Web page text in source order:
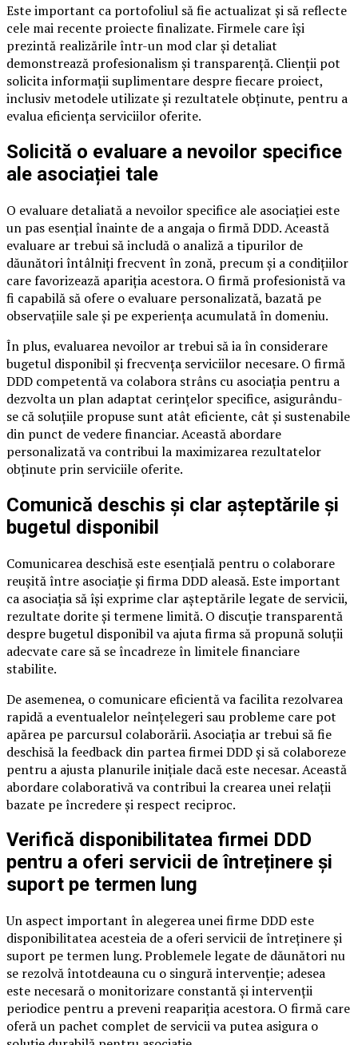
Este important ca portofoliul să fie actualizat și să reflecte
cele mai recente proiecte finalizate. Firmele care își
prezintă realizările într-un mod clar și detaliat
demonstrează profesionalism și transparență. Clienții pot
solicita informații suplimentare despre fiecare proiect,
inclusiv metodele utilizate și rezultatele obținute, pentru a
evalua eficiența serviciilor oferite.
Solicită o evaluare a nevoilor specifice
ale asociației tale
O evaluare detaliată a nevoilor specifice ale asociației este
un pas esențial înainte de a angaja o firmă DDD. Această
evaluare ar trebui să includă o analiză a tipurilor de
dăunători întâlniți frecvent în zonă, precum și a condițiilor
care favorizează apariția acestora. O firmă profesionistă va
fi capabilă să ofere o evaluare personalizată, bazată pe
observațiile sale și pe experiența acumulată în domeniu.
În plus, evaluarea nevoilor ar trebui să ia în considerare
bugetul disponibil și frecvența serviciilor necesare. O firmă
DDD competentă va colabora strâns cu asociația pentru a
dezvolta un plan adaptat cerințelor specifice, asigurându-
se că soluțiile propuse sunt atât eficiente, cât și sustenabile
din punct de vedere financiar. Această abordare
personalizată va contribui la maximizarea rezultatelor
obținute prin serviciile oferite.
Comunică deschis și clar așteptările și
bugetul disponibil
Comunicarea deschisă este esențială pentru o colaborare
reușită între asociație și firma DDD aleasă. Este important
ca asociația să își exprime clar așteptările legate de servicii,
rezultate dorite și termene limită. O discuție transparentă
despre bugetul disponibil va ajuta firma să propună soluții
adecvate care să se încadreze în limitele financiare
stabilite.
De asemenea, o comunicare eficientă va facilita rezolvarea
rapidă a eventualelor neînțelegeri sau probleme care pot
apărea pe parcursul colaborării. Asociația ar trebui să fie
deschisă la feedback din partea firmei DDD și să colaboreze
pentru a ajusta planurile inițiale dacă este necesar. Această
abordare colaborativă va contribui la crearea unei relații
bazate pe încredere și respect reciproc.
Verifică disponibilitatea firmei DDD
pentru a oferi servicii de întreținere și
suport pe termen lung
Un aspect important în alegerea unei firme DDD este
disponibilitatea acesteia de a oferi servicii de întreținere și
suport pe termen lung. Problemele legate de dăunători nu
se rezolvă întotdeauna cu o singură intervenție; adesea
este necesară o monitorizare constantă și intervenții
periodice pentru a preveni reapariția acestora. O firmă care
oferă un pachet complet de servicii va putea asigura o